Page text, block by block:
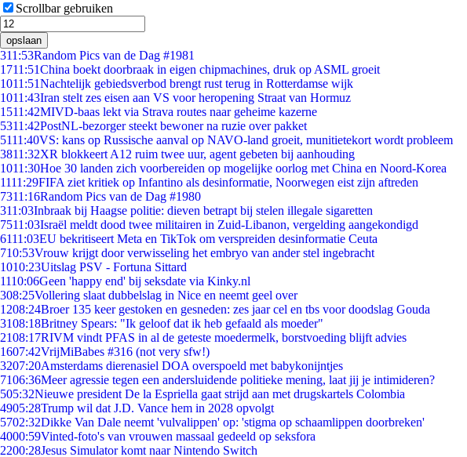
Scrollbar gebruiken
opslaan
311:53Random Pics van de Dag #1981
1711:51China boekt doorbraak in eigen chipmachines, druk op ASML groeit
1011:51Nachtelijk gebiedsverbod brengt rust terug in Rotterdamse wijk
1011:43Iran stelt zes eisen aan VS voor heropening Straat van Hormuz
1511:42MIVD-baas lekt via Strava routes naar geheime kazerne
5311:42PostNL-bezorger steekt bewoner na ruzie over pakket
5111:40VS: kans op Russische aanval op NAVO-land groeit, munitietekort wordt probleem
3811:32XR blokkeert A12 ruim twee uur, agent gebeten bij aanhouding
1011:30Hoe 30 landen zich voorbereiden op mogelijke oorlog met China en Noord-Korea
1111:29FIFA ziet kritiek op Infantino als desinformatie, Noorwegen eist zijn aftreden
7311:16Random Pics van de Dag #1980
311:03Inbraak bij Haagse politie: dieven betrapt bij stelen illegale sigaretten
7511:03Israël meldt dood twee militairen in Zuid-Libanon, vergelding aangekondigd
6111:03EU bekritiseert Meta en TikTok om verspreiden desinformatie Ceuta
710:53Vrouw krijgt door verwisseling het embryo van ander stel ingebracht
1010:23Uitslag PSV - Fortuna Sittard
1110:06Geen 'happy end' bij seksdate via Kinky.nl
308:25Vollering slaat dubbelslag in Nice en neemt geel over
1208:24Broer 135 keer gestoken en gesneden: zes jaar cel en tbs voor doodslag Gouda
3108:18Britney Spears: "Ik geloof dat ik heb gefaald als moeder"
2108:17RIVM vindt PFAS in al de geteste moedermelk, borstvoeding blijft advies
1607:42VrijMiBabes #316 (not very sfw!)
3207:20Amsterdams dierenasiel DOA overspoeld met babykonijntjes
7106:36Meer agressie tegen een andersluidende politieke mening, laat jij je intimideren?
505:32Nieuwe president De la Espriella gaat strijd aan met drugskartels Colombia
4905:28Trump wil dat J.D. Vance hem in 2028 opvolgt
5702:32Dikke Van Dale neemt 'vulvalippen' op: 'stigma op schaamlippen doorbreken'
4000:59Vinted-foto's van vrouwen massaal gedeeld op seksfora
2200:28Jesus Simulator komt naar Nintendo Switch